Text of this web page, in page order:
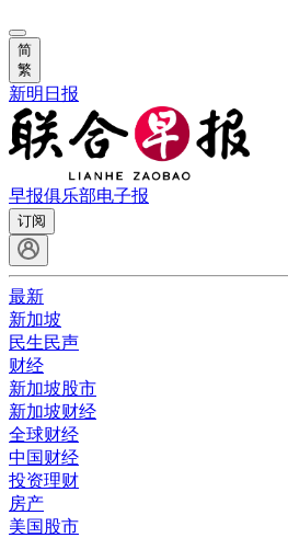
简
繁
新明日报
早报俱乐部电子报
订阅
最新
新加坡
民生民声
财经
新加坡股市
新加坡财经
全球财经
中国财经
投资理财
房产
美国股市